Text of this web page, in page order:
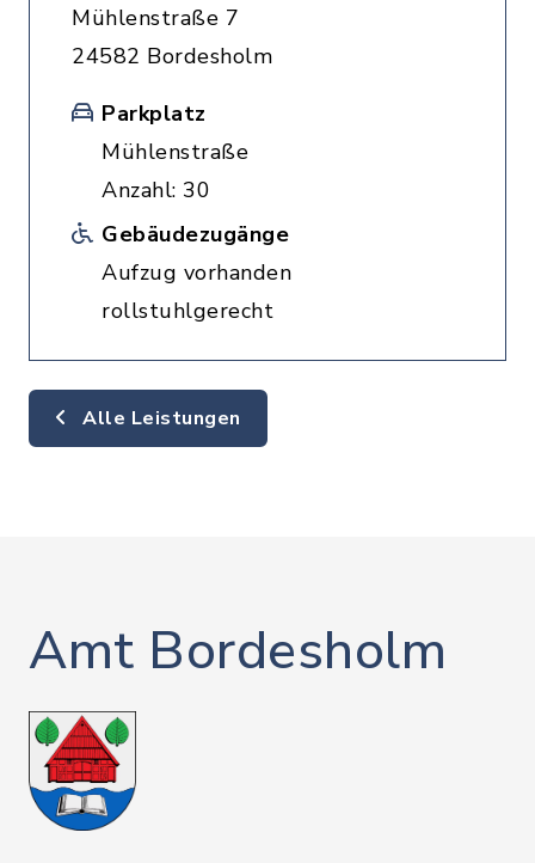
Mühlenstraße 7
24582 Bordesholm
Parkplatz
Mühlenstraße
Anzahl: 30
Gebäudezugänge
Aufzug vorhanden
rollstuhlgerecht
Alle Leistungen
Amt Bordesholm